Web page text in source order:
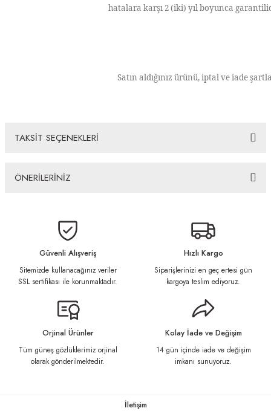
hatalara karşı 2 (iki) yıl boyunca
Satın aldığınız ürünü, iptal ve iade
TAKSİT SEÇENEKLERİ
ÖNERİLERİNİZ
yetersiz gördüğünüz noktaları öneri formunu kullanarak tarafımıza
Görüş ve önerileriniz için teşekkür ederiz.
Ürün resmi kalitesiz, bozuk veya görüntülenemiyor.
Ürün bilgilerinde hatalar bulunuyor.
Güvenli Alışveriş
Sitemizde kullanacağınız veriler
SSL sertifikası ile korunmaktadır.
Hızlı Kargo
Siparişlerinizi en geç ertesi gün
kargoya teslim ediyoruz.
Orjinal Ürünler
Tüm güneş gözlüklerimiz orjinal
olarak gönderilmektedir.
Kolay İade ve Değişim
14 gün içinde iade ve değişim
imkanı sunuyoruz.
İletişim